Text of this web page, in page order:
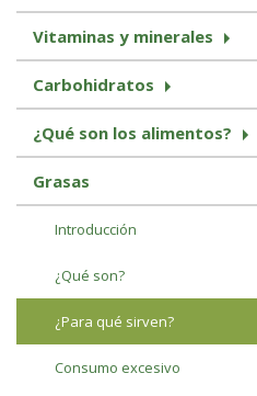
Vitaminas y minerales
Carbohidratos
¿Qué son los alimentos?
Grasas
Introducción
¿Qué son?
¿Para qué sirven?
Consumo excesivo